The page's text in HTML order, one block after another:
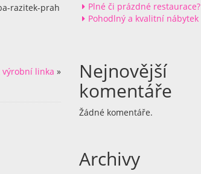
razitek-prah
výrobní linka »
Plné či prázdné restaurace?
Pohodlný a kvalitní nábytek
Nejnovější
komentáře
Žádné komentáře.
Archivy